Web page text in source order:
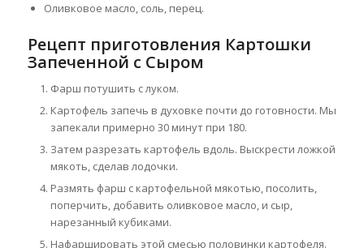
Оливковое масло, соль, перец.
Рецепт приготовления Картошки
Запеченной с Сыром
Фарш потушить с луком.
Картофель запечь в духовке почти до готовности. Мы
запекали примерно 30 минут при 180.
Затем разрезать картофель вдоль. Выскрести ложкой
мякоть, сделав лодочки.
Размять фарш с картофельной мякотью, посолить,
поперчить, добавить оливковое масло, и сыр,
нарезанный кубиками.
Нафаршировать этой смесью половинки картофеля.